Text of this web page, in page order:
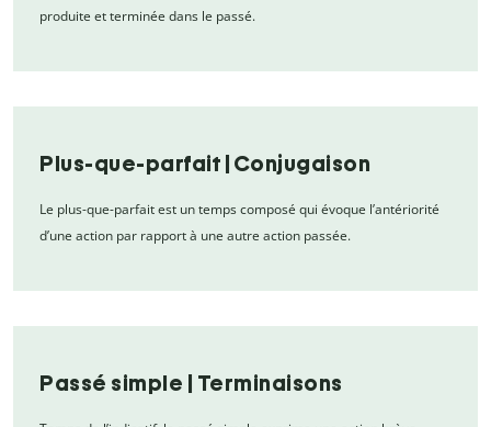
produite et terminée dans le passé.
Plus-que-parfait | Conjugaison
Le plus-que-parfait est un temps composé qui évoque l’antériorité
d’une action par rapport à une autre action passée.
Passé simple | Terminaisons